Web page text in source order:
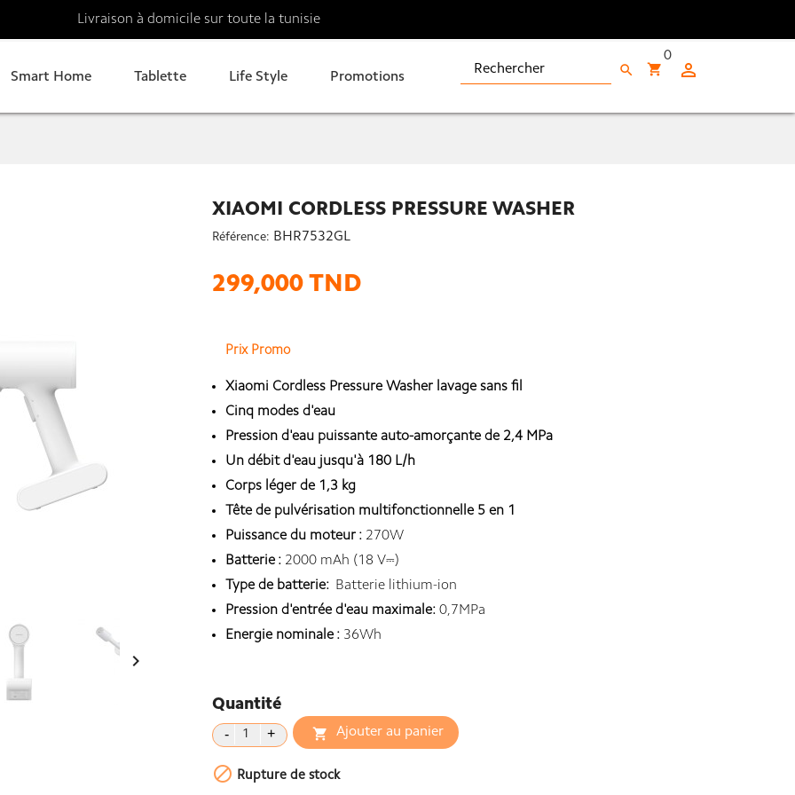
Livraison à domicile sur toute la tunisie
Smart Home Tablette Life Style Promotions 
shopping_cart
0
search

XIAOMI CORDLESS PRESSURE WASHER
Référence: BHR7532GL
299,000 TND
Prix Promo
Xiaomi Cordless Pressure Washer lavage sans fil
Cinq modes d'eau
Pression d'eau puissante auto-amorçante de 2,4 MPa
Un débit d'eau jusqu'à 180 L/h
Corps léger de 1,3 kg
Tête de pulvérisation multifonctionnelle 5 en 1
Puissance du moteur : 270W
Batterie : 2000 mAh (18 V⎓)
Type de batterie: Batterie lithium-ion
Pression d'entrée d'eau maximale: 0,7MPa
Energie nominale : 36Wh
Quantité
 Ajouter au panier
 Rupture de stock